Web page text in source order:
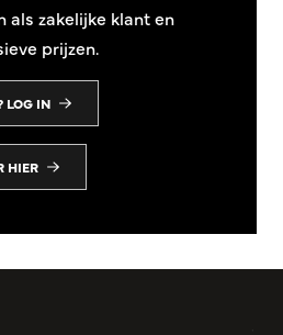
als zakelijke klant en
prijzen.
LOG IN
HIER